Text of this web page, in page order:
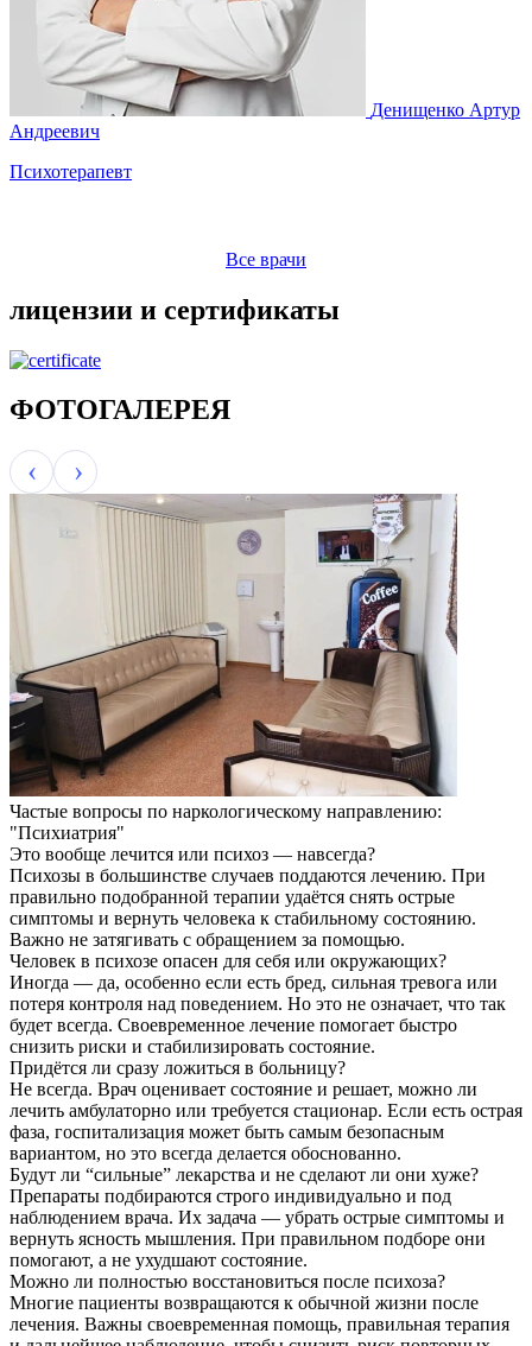
Денищенко Артур
Андреевич
Психотерапевт
Все врачи
лицензии и сертификаты
ФОТОГАЛЕРЕЯ
Частые вопросы по наркологическому направлению:
"Психиатрия"
Это вообще лечится или психоз — навсегда?
Психозы в большинстве случаев поддаются лечению. При
правильно подобранной терапии удаётся снять острые
симптомы и вернуть человека к стабильному состоянию.
Важно не затягивать с обращением за помощью.
Человек в психозе опасен для себя или окружающих?
Иногда — да, особенно если есть бред, сильная тревога или
потеря контроля над поведением. Но это не означает, что так
будет всегда. Своевременное лечение помогает быстро
снизить риски и стабилизировать состояние.
Придётся ли сразу ложиться в больницу?
Не всегда. Врач оценивает состояние и решает, можно ли
лечить амбулаторно или требуется стационар. Если есть острая
фаза, госпитализация может быть самым безопасным
вариантом, но это всегда делается обоснованно.
Будут ли “сильные” лекарства и не сделают ли они хуже?
Препараты подбираются строго индивидуально и под
наблюдением врача. Их задача — убрать острые симптомы и
вернуть ясность мышления. При правильном подборе они
помогают, а не ухудшают состояние.
Можно ли полностью восстановиться после психоза?
Многие пациенты возвращаются к обычной жизни после
лечения. Важны своевременная помощь, правильная терапия